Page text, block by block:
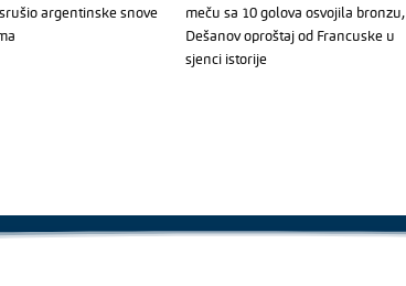
argentinske snove
meču sa 10 golova osvojila bronzu,
Dešanov oproštaj od Francuske u
sjenci istorije